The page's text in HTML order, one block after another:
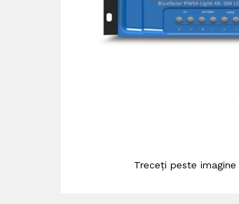
Treceți peste